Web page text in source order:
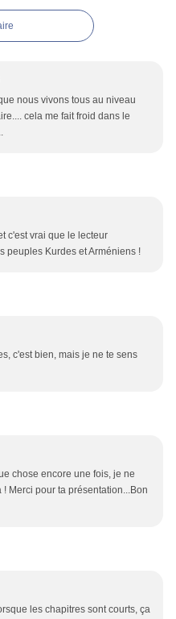
nous vivons tous au niveau
cela me fait froid dans le
c'est vrai que le lecteur
peuples Kurdes et Arméniens !
c'est bien, mais je ne te sens
chose encore une fois, je ne
Merci pour ta présentation...Bon
les chapitres sont courts, ça